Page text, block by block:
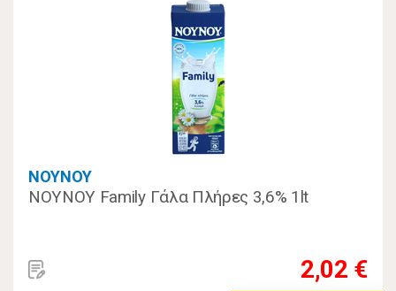
ΝΟΥΝΟΥ
ΝΟΥΝΟΥ Family Γάλα Πλήρες 3,6% 1lt
2,02 €